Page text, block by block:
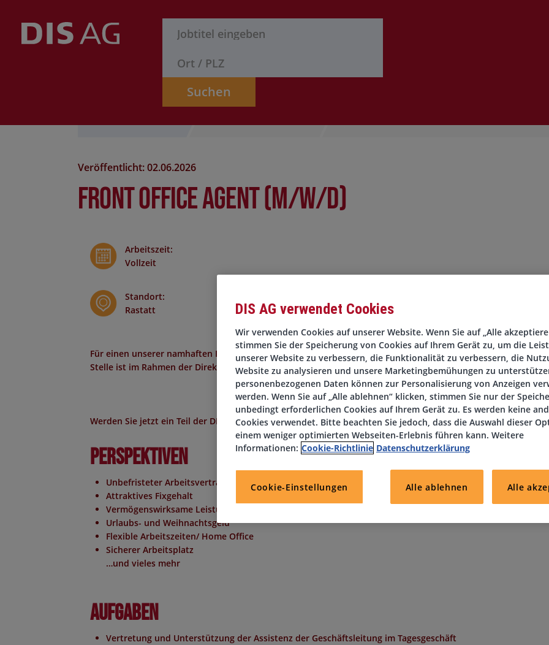
Suchen
Veröffentlicht: 02.06.2026
Front Office Agent (m/w/d)
Arbeitszeit:
Vollzeit
Standort:
Rastatt
Für einen unserer namhaften Kunden in Rastatt suchen wir einen Front Office Agent (m/w/d). Die vorliegende
Stelle ist im Rahmen der Direktvermittlung zu besetzen.
Werden Sie jetzt ein Teil der DIS AG! Wir freuen uns auf Ihre Bewerbung.
Perspektiven
Unbefristeter Arbeitsvertrag
Attraktives Fixgehalt
Vermögenswirksame Leistungen
Urlaubs- und Weihnachtsgeld
Flexible Arbeitszeiten/ Home Office
Sicherer Arbeitsplatz
…und vieles mehr
Aufgaben
Vertretung und Unterstützung der Assistenz der Geschäftsleitung im Tagesgeschäft
DIS AG verwendet Cookies
Wir verwenden Cookies auf unserer Website. Wenn Sie auf „Alle
stimmen Sie der Speicherung von Cookies auf Ihrem Gerät zu, um die
unserer Website zu verbessern, die Funktionalität zu verbessern, die
Website zu analysieren und unsere Marketingbemühungen zu
personenbezogenen Daten können zur Personalisierung von Anzeigen
werden. Wenn Sie auf „Alle ablehnen“ klicken, stimmen Sie nur der
unbedingt erforderlichen Cookies auf Ihrem Gerät zu. Es werden keine
Cookies verwendet. Bitte beachten Sie jedoch, dass die Auswahl dieser
einem weniger optimierten Webseiten-Erlebnis führen kann. Weitere
Informationen: Cookie-Richtlinie Datenschutzerklärung
Cookie-Einstellungen Alle ablehnen Alle